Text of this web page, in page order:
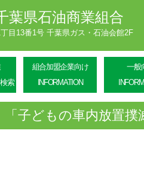
葉県石油商業組合
目13番1号 千葉県ガス・石油会館2F
索
組合加盟企業向け
INFORMATION
一般
「子どもの車内放置